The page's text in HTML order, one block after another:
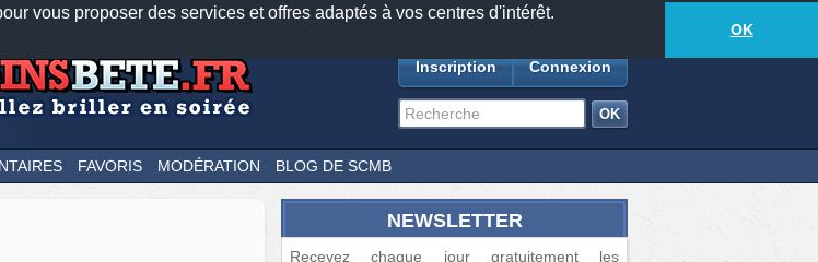
vous proposer des services et offres adaptés à vos centres d'intérêt.
OK
mobiles Newsletter Facebook
TwitterFeeds18881anecdotes-415lecteurs connectés
Inscription Connexion
FAVORIS MODÉRATION BLOG DE SCMB
NEWSLETTER
Recevez chaque jour gratuitement les